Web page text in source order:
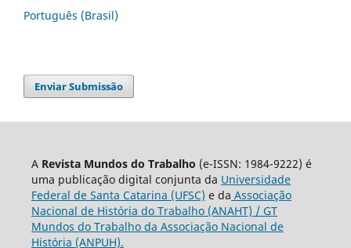
Português (Brasil)
Enviar Submissão
A Revista Mundos do Trabalho (e-ISSN: 1984-9222) é
uma publicação digital conjunta da Universidade
Federal de Santa Catarina (UFSC) e da Associação
Nacional de História do Trabalho (ANAHT) / GT
Mundos do Trabalho da Associação Nacional de
História (ANPUH).